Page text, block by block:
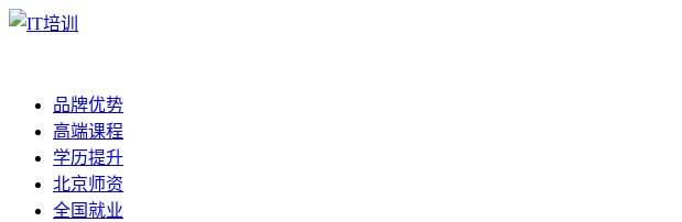
品牌优势
高端课程
学历提升
北京师资
全国就业